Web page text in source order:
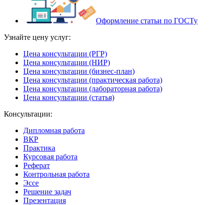
Оформление статьи по ГОСТу
Узнайте цену услуг:
Цена консультации (РГР)
Цена консультации (НИР)
Цена консультации (бизнес-план)
Цена консультации (практическая работа)
Цена консультации (лабораторная работа)
Цена консультации (статья)
Консультации:
Дипломная работа
ВКР
Практика
Курсовая работа
Реферат
Контрольная работа
Эссе
Решение задач
Презентация